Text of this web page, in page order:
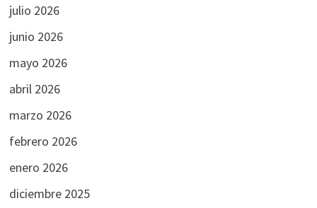
julio 2026
junio 2026
mayo 2026
abril 2026
marzo 2026
febrero 2026
enero 2026
diciembre 2025